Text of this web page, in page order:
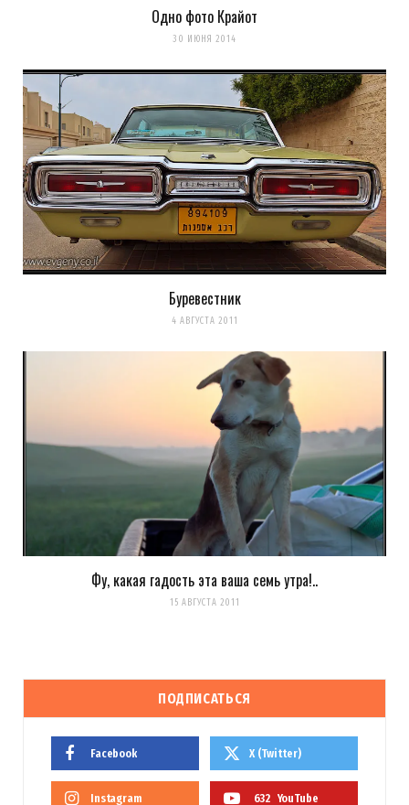
Одно фото Крайот
30 ИЮНЯ 2014
Буревестник
4 АВГУСТА 2011
Фу, какая гадость эта ваша семь утра!..
15 АВГУСТА 2011
ПОДПИСАТЬСЯ
Facebook X (Twitter)
Instagram 632 YouTube